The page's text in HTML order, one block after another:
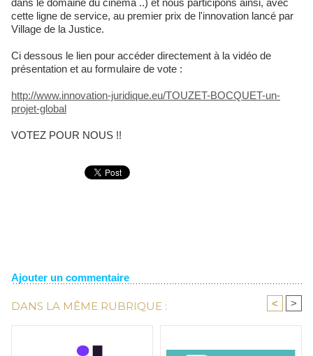
dans le domaine du cinéma ..) et nous participons ainsi, avec
cette ligne de service, au premier prix de l'innovation lancé par
Village de la Justice.
Ci dessous le lien pour accéder directement à la vidéo de
présentation et au formulaire de vote :
http://www.innovation-juridique.eu/TOUZET-BOCQUET-un-
projet-global
VOTEZ POUR NOUS !!
Ajouter un commentaire
DANS LA MÊME RUBRIQUE : < >